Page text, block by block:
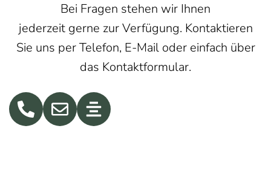
Bei Fragen stehen wir Ihnen
jederzeit gerne zur Verfügung. Kontaktieren
Sie uns per Telefon, E-Mail oder einfach über
das Kontaktformular.